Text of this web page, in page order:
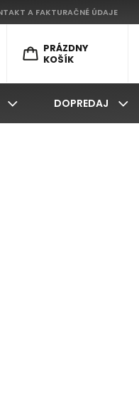
A FAKTURAČNÉ ÚDAJE
PRÁZDNY
KOŠÍK
DOPREDAJ